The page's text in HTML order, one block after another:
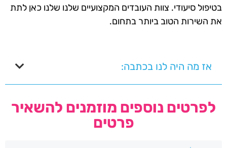
בטיפול סיעודי. צוות העובדים המקצועיים שלנו שלנו כאן לתת
את השירות הטוב ביותר בתחום.
אז מה היה לנו בכתבה:
לפרטים נוספים מוזמנים להשאיר
פרטים